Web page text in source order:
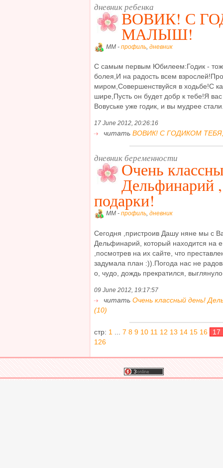
дневник ребенка
ВОВИК! С
МАЛЫШ!
MM - профиль, дневник
С самым первым Юбилеем:Годик -
болея,И на радость всем
миром,Совершенствуйся в ходьбе!С
шире,Пусть он будет добр к тебе!Я
Вовуське уже годик, и вы мудрее
17 June 2012, 20:26:16
читать ВОВИК! С ГОДИКОМ
дневник беременности
Очень
Дельфинарий
подарки!
MM - профиль, дневник
Сегодня ,пристроив Дашу няне мы с
Дельфинарий, который находится на
,посмотрев на их сайте, что
задумала план :)).Погода нас не
о, чудо, дождь прекратился,
09 June 2012, 19:17:57
читать Очень классный день!
(10)
стр: 1 7 8 9 10 11 12 13 14 15 16
17
126